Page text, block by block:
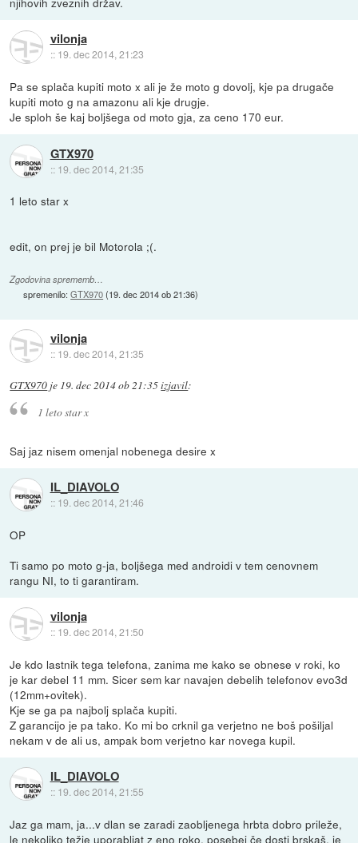
vilonja
:: 19. dec 2014, 21:23
Pa se splača kupiti moto x ali je že moto g dovolj, kje pa drugače
kupiti moto g na amazonu ali kje drugje.
Je sploh še kaj boljšega od moto gja, za ceno 170 eur.
GTX970
:: 19. dec 2014, 21:35
1 leto star x
edit, on prej je bil Motorola ;(.
Zgodovina sprememb…
spremenilo:GTX970(19. dec 2014 ob 21:36)
vilonja
:: 19. dec 2014, 21:35
GTX970 je 19. dec 2014 ob 21:35izjavil:
1 leto star x
Saj jaz nisem omenjal nobenega desire x
IL_DIAVOLO
:: 19. dec 2014, 21:46
OP
Ti samo po moto g-ja, boljšega med androidi v tem cenovnem
rangu NI, to ti garantiram.
vilonja
:: 19. dec 2014, 21:50
Je kdo lastnik tega telefona, zanima me kako se obnese v roki, ko
je kar debel 11 mm. Sicer sem kar navajen debelih telefonov evo3d
(12mm+ovitek).
Kje se ga pa najbolj splača kupiti.
Z garancijo je pa tako. Ko mi bo crknil ga verjetno ne boš pošiljal
nekam v de ali us, ampak bom verjetno kar novega kupil.
IL_DIAVOLO
:: 19. dec 2014, 21:55
Jaz ga mam, ja...v dlan se zaradi zaobljenega hrbta dobro prileže,
le nekoliko težje uporabljat z eno roko, posebej če dosti brskaš, je